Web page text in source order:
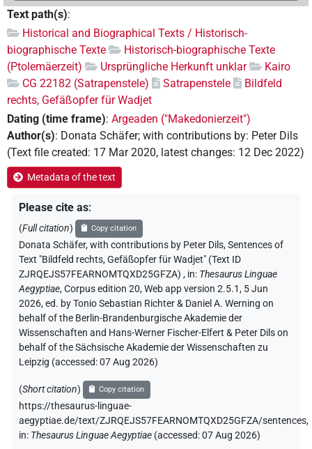
Text path(s):
Historical and Biographical Texts / Historisch-
biographische Texte
Historisch-biographische Texte
(Ptolemäerzeit)
Ursprüngliche Herkunft unklar
Kairo
CG 22182 (Satrapenstele)
Satrapenstele
Bildfeld
rechts, Gefäßopfer für Wadjet
Dating (time frame): Argeaden ("Makedonierzeit")
Author(s): Donata Schäfer; with contributions by: Peter Dils
(Text file created: 17 Mar 2020, latest changes: 12 Dec 2022)
Metadata of the text
Please cite as:
(Full citation) Copy citation
Donata Schäfer,with contributions by Peter Dils,Sentences of
Text "Bildfeld rechts, Gefäßopfer für Wadjet" (Text ID
ZJRQEJS57FEARNOMTQXD25GFZA) , in: Thesaurus Linguae
Aegyptiae,Corpus edition 20, Web app version 2.5.1, 5 Jun
2026, ed. by Tonio Sebastian Richter & Daniel A. Werning on
behalf of the Berlin-Brandenburgische Akademie der
Wissenschaften and Hans-Werner Fischer-Elfert & Peter Dils on
behalf of the Sächsische Akademie der Wissenschaften zu
Leipzig (accessed:07 Aug 2026)
(Short citation) Copy citation
https://thesaurus-linguae-
aegyptiae.de/text/ZJRQEJS57FEARNOMTQXD25GFZA/sentences,
in: Thesaurus Linguae Aegyptiae (accessed:07 Aug 2026)